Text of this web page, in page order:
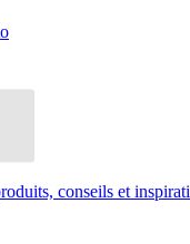
conseils et